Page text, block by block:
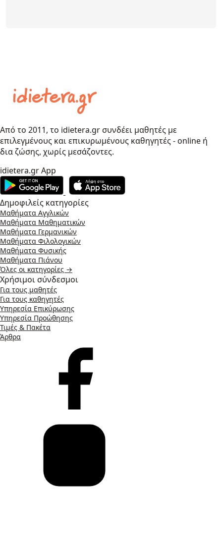
Από το 2011, το idietera.gr συνδέει μαθητές με
επιλεγμένους και επικυρωμένους καθηγητές - online ή
δια ζώσης, χωρίς μεσάζοντες.
idietera.gr App
Δημοφιλείς κατηγορίες
Μαθήματα Αγγλικών
Μαθήματα Μαθηματικών
Μαθήματα Γερμανικών
Μαθήματα Φιλολογικών
Μαθήματα Φυσικής
Μαθήματα Πιάνου
Όλες οι κατηγορίες →
Χρήσιμοι σύνδεσμοι
Για τους μαθητές
Για τους καθηγητές
Υπηρεσία Επικύρωσης
Υπηρεσία Προώθησης
Τιμές & Πακέτα
Άρθρα